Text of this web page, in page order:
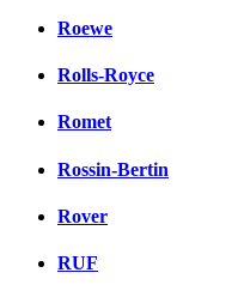
Roewe
Rolls-Royce
Romet
Rossin-Bertin
Rover
RUF